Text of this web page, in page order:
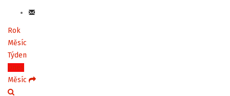
Rok
Měsíc
Týden
Dnes
Měsíc